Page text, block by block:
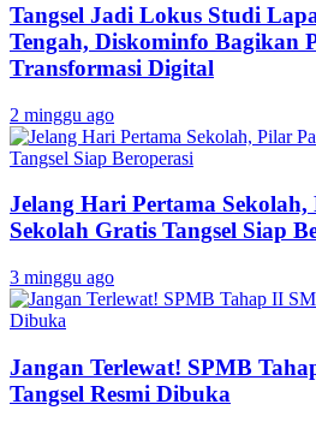
Tangsel Jadi Lokus Studi
Tengah, Diskominfo Bagikan
Transformasi Digital
2 minggu ago
Jelang Hari Pertama
Sekolah Gratis Tangsel Siap
3 minggu ago
Jangan Terlewat! SPMB
Tangsel Resmi Dibuka